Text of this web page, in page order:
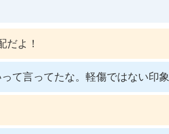
だよ！
て言ってたな。軽傷ではない印象